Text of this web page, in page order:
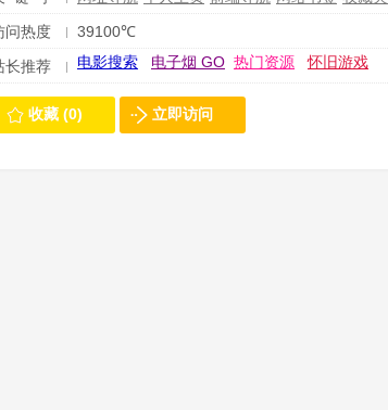
问热度
39100℃
长推荐
电影搜索 电子烟 GO 热门资源 怀旧游戏
收藏 (0) 立即访问